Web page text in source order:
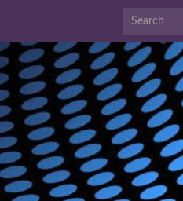
Search for: